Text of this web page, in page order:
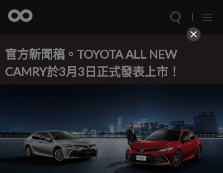
官方新聞稿。TOYOTA ALL NEW
CAMRY於3月3日正式發表上市！